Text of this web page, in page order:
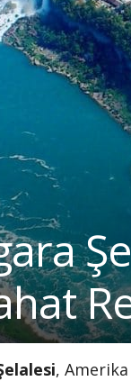
,